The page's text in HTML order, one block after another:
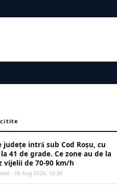
județe intră sub Cod Roșu, cu
41 de grade. Ce zone au de la
vijelii de 70-90 km/h
· 06 Aug 2026, 10:38